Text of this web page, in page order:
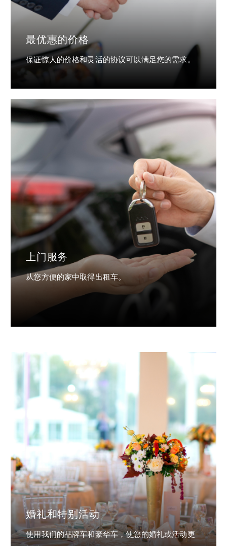
最优惠的价格
保证惊人的价格和灵活的协议可以满足您的需求。
上门服务
从您方便的家中取得出租车。
婚礼和特别活动
使用我们的品牌车和豪华车，使您的婚礼或活动更